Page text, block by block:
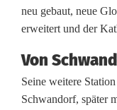
c
T
a
neu gebaut, neue
erweitert und der
Von
Seine weitere
Schwandorf, später